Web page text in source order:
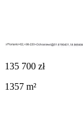
135 700 zł
1357 m²